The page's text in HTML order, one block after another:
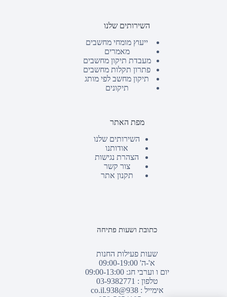
השירותים שלנו
ייעוץ מומחי מחשבים
מאמרים
מעבדת תיקון מחשבים
פתרון תקלות מחשבים
תיקון מחשב לפי מותג
תיקונים
מפת האתר
השירותים שלנו
אודותנו
הצהרת נגישות
צור קשר
תקנון אתר
כתובת ושעות פתיחה
שעות פעילות החנות
א'-ה' 09:00-19:00
יום ו וערבי חג: 09:00-13:00
טלפון : 03-9382771
אימייל :938@938.co.il